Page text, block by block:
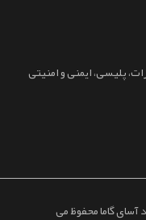
پلیسی، ایمنی و امنیتی
گاما محفوظ می